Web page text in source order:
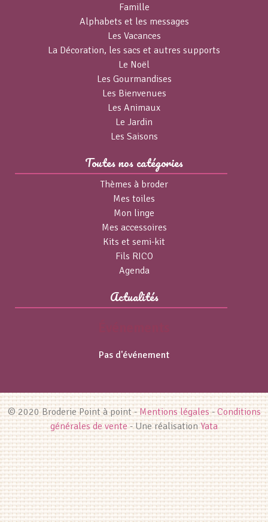
Famille
Alphabets et les messages
Les Vacances
La Décoration, les sacs et autres supports
Le Noël
Les Gourmandises
Les Bienvenues
Les Animaux
Le Jardin
Les Saisons
Toutes nos catégories
Thèmes à broder
Mes toiles
Mon linge
Mes accessoires
Kits et semi-kit
Fils RICO
Agenda
Actualités
Pas d'événement
© 2020 Broderie Point à point - Mentions légales-Conditions
générales de vente- Une réalisationYata